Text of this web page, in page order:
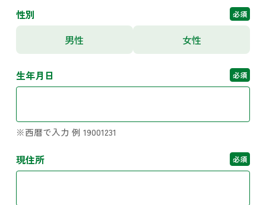
性別 必須
男性 女性
生年月日 必須
※西暦で入力 例 19001231
現住所 必須